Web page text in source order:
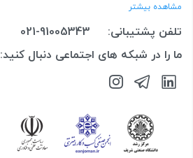
مشاهده بیشتر
تلفن پشتیبانی:
021-91005343
ما را در شبکه های اجتماعی دنبال کنید: